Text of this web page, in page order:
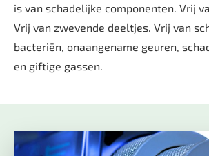
is van schadelijke componenten. Vrij
Vrij van zwevende deeltjes. Vrij van
bacteriën, onaangename geuren,
en giftige gassen.